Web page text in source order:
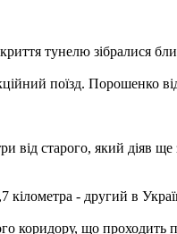
тунелю зібралися
поїзд. Порошенко
від старого, який діяв ще
- другий в
коридору, що проходить